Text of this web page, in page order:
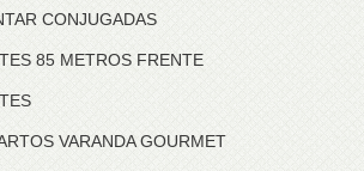
CONJUGADAS
85 METROS FRENTE
VARANDA GOURMET